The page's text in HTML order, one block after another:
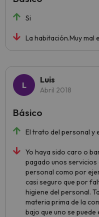
Si
La habitación.Muy mal
Luis
Abril 2018
El trato del personal y
Yo haya sido caro o
pagado unos
personal como por
casi seguro que por
higiene del personal.
materia prima de la
bajo que uno se
Básico